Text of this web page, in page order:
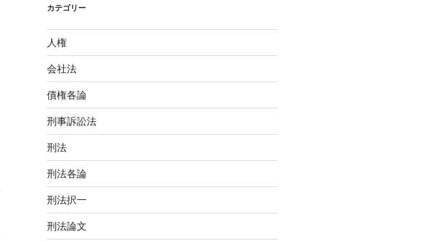
カテゴリー
人権
会社法
債権各論
刑事訴訟法
刑法
刑法各論
刑法択一
刑法論文